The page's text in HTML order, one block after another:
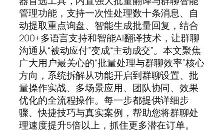
管理功能，支持一次性处理数十条消息、自
动提取重点询盘、智能生成批量回复，结合
200+多语言支持和智能AI翻译技术，让群聊
沟通从“被动应付”变成“主动成交”。本文聚焦
广大用户最关心的“批量处理与群聊效率”核心
方向，系统拆解从功能开启到群聊设置、批
量操作实战、多场景应用、团队协同、效果
优化的全流程操作。每一步都提供详细步
骤、快捷技巧与真实案例，帮助您将群聊处
理速度提升5倍以上，抓住更多潜在订单。